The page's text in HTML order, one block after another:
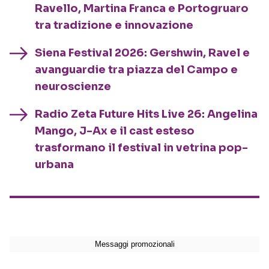
Ravello, Martina Franca e Portogruaro
tra tradizione e innovazione
Siena Festival 2026: Gershwin, Ravel e
avanguardie tra piazza del Campo e
neuroscienze
Radio Zeta Future Hits Live 26: Angelina
Mango, J-Ax e il cast esteso
trasformano il festival in vetrina pop-
urbana